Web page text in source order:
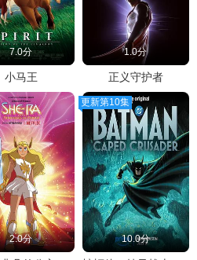
7.0分
小马王
1.0分
正义守护者
2.0分
更新第10集
10.0分